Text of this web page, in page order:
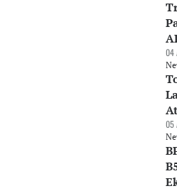
04
05